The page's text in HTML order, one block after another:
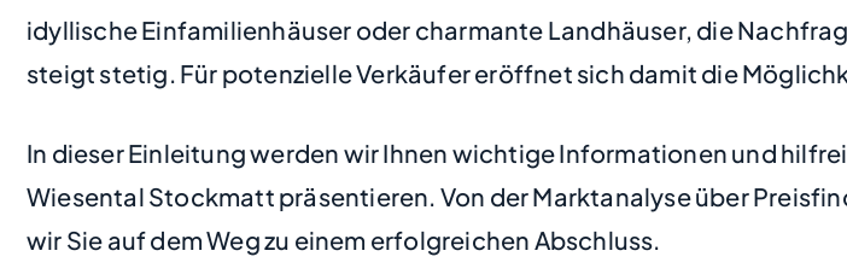
idyllische Einfamilienhäuser oder charmante Landhäuser, die
steigt stetig. Für potenzielle Verkäufer eröffnet sich damit die
In dieser Einleitung werden wir Ihnen wichtige Informationen und
Wiesental Stockmatt präsentieren. Von der Marktanalyse über
wir Sie auf dem Weg zu einem erfolgreichen Abschluss.